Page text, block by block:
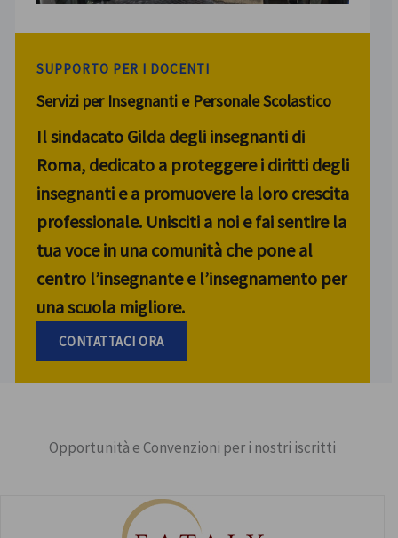
SUPPORTO PER I DOCENTI
Servizi per Insegnanti e Personale Scolastico
Il sindacato Gilda degli insegnanti di
Roma, dedicato a proteggere i diritti degli
insegnanti e a promuovere la loro crescita
professionale. Unisciti a noi e fai sentire la
tua voce in una comunità che pone al
centro l’insegnante e l’insegnamento per
una scuola migliore.
CONTATTACI ORA
Opportunità e Convenzioni per i nostri iscritti